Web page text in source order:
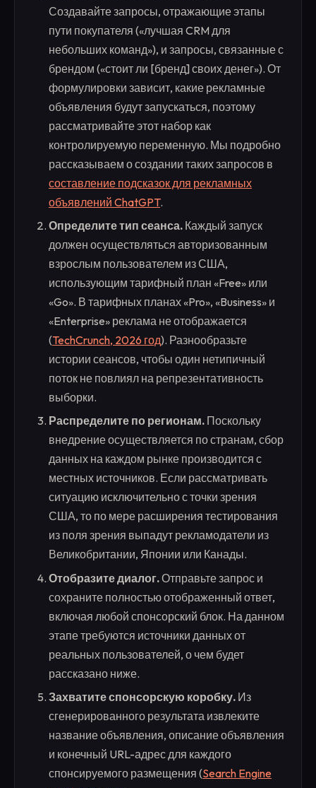
Создавайте запросы, отражающие этапы
пути покупателя («лучшая CRM для
небольших команд»), и запросы, связанные с
брендом («стоит ли [бренд] своих денег»). От
формулировки зависит, какие рекламные
объявления будут запускаться, поэтому
рассматривайте этот набор как
контролируемую переменную. Мы подробно
рассказываем о создании таких запросов в
составление подсказок для рекламных
объявлений ChatGPT.
Определите тип сеанса. Каждый запуск
должен осуществляться авторизованным
взрослым пользователем из США,
использующим тарифный план «Free» или
«Go». В тарифных планах «Pro», «Business» и
«Enterprise» реклама не отображается
(TechCrunch, 2026 год). Разнообразьте
истории сеансов, чтобы один нетипичный
поток не повлиял на репрезентативность
выборки.
Распределите по регионам. Поскольку
внедрение осуществляется по странам, сбор
данных на каждом рынке производится с
местных источников. Если рассматривать
ситуацию исключительно с точки зрения
США, то по мере расширения тестирования
из поля зрения выпадут рекламодатели из
Великобритании, Японии или Канады.
Отобразите диалог.Отправьте запрос и
сохраните полностью отображенный ответ,
включая любой спонсорский блок. На данном
этапе требуются источники данных от
реальных пользователей, о чем будет
рассказано ниже.
Захватите спонсорскую коробку. Из
сгенерированного результата извлеките
название объявления, описание объявления
и конечный URL-адрес для каждого
спонсируемого размещения (Search Engine